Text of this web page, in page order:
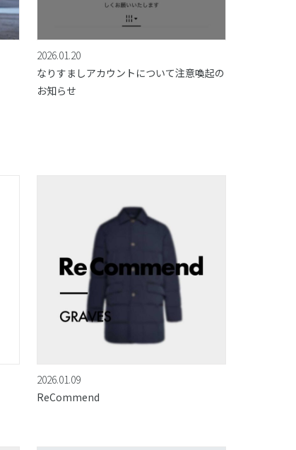
2026.01.20
なりすましアカウントについて注意喚起の
お知らせ
2026.01.09
ReCommend